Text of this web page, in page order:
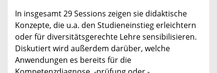
In insgesamt 29 Sessions zeigen sie didaktische
Konzepte, die u.a. den Studieneinstieg erleichtern
oder für diversitätsgerechte Lehre sensibilisieren.
Diskutiert wird außerdem darüber, welche
Anwendungen es bereits für die